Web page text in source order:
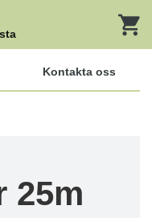
Kontakta oss
25m